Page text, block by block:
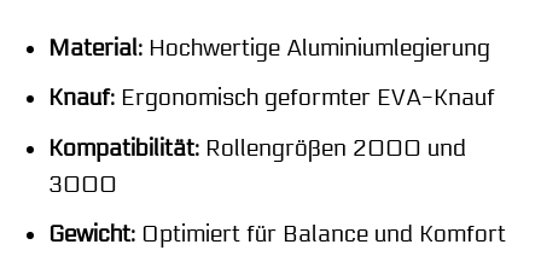
Material:Hochwertige Aluminiumlegierung
Knauf:Ergonomisch geformter EVA-Knauf
Kompatibilität:Rollengrößen 2000 und
3000
Gewicht:Optimiert für Balance und Komfort